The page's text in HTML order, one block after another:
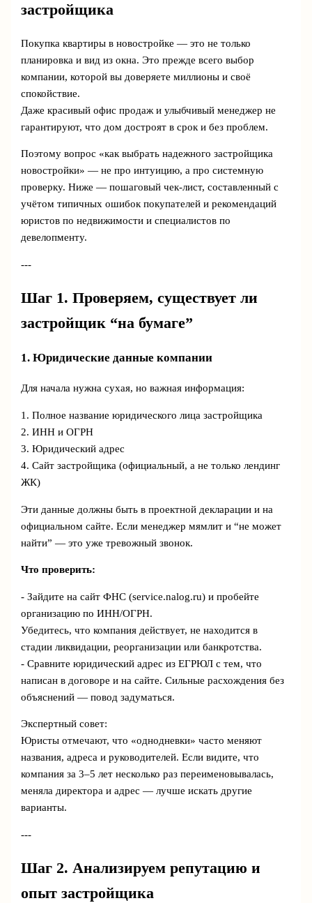
застройщика
Покупка квартиры в новостройке — это не только
планировка и вид из окна. Это прежде всего выбор
компании, которой вы доверяете миллионы и своё
спокойствие.
Даже красивый офис продаж и улыбчивый менеджер не
гарантируют, что дом достроят в срок и без проблем.
Поэтому вопрос «как выбрать надежного застройщика
новостройки» — не про интуицию, а про системную
проверку. Ниже — пошаговый чек-лист, составленный с
учётом типичных ошибок покупателей и рекомендаций
юристов по недвижимости и специалистов по
девелопменту.
---
Шаг 1. Проверяем, существует ли
застройщик “на бумаге”
1. Юридические данные компании
Для начала нужна сухая, но важная информация:
1. Полное название юридического лица застройщика
2. ИНН и ОГРН
3. Юридический адрес
4. Сайт застройщика (официальный, а не только лендинг
ЖК)
Эти данные должны быть в проектной декларации и на
официальном сайте. Если менеджер мямлит и “не может
найти” — это уже тревожный звонок.
Что проверить:
- Зайдите на сайт ФНС (service.nalog.ru) и пробейте
организацию по ИНН/ОГРН.
Убедитесь, что компания действует, не находится в
стадии ликвидации, реорганизации или банкротства.
- Сравните юридический адрес из ЕГРЮЛ с тем, что
написан в договоре и на сайте. Сильные расхождения без
объяснений — повод задуматься.
Экспертный совет:
Юристы отмечают, что «однодневки» часто меняют
названия, адреса и руководителей. Если видите, что
компания за 3–5 лет несколько раз переименовывалась,
меняла директора и адрес — лучше искать другие
варианты.
---
Шаг 2. Анализируем репутацию и
опыт застройщика